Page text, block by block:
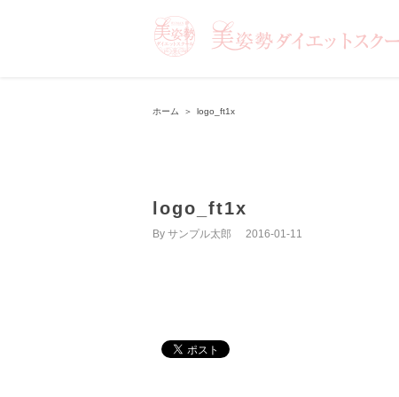
ホーム ＞ logo_ft1x
logo_ft1x
By サンプル太郎 2016-01-11